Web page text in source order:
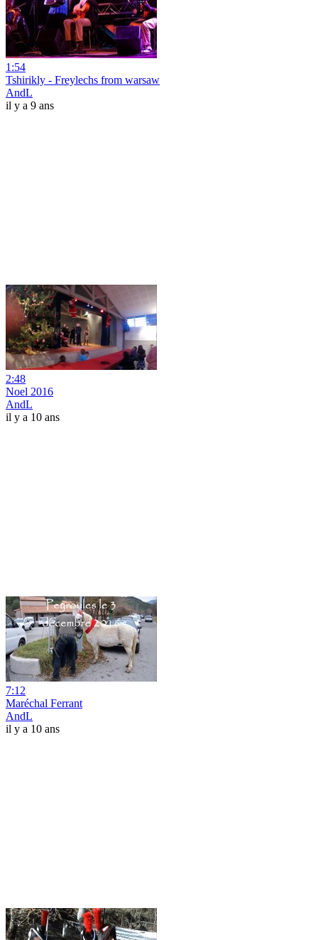
1:54
Tshirikly - Freylechs from warsaw
AndL
il y a 9 ans
2:48
Noel 2016
AndL
il y a 10 ans
7:12
Maréchal Ferrant
AndL
il y a 10 ans